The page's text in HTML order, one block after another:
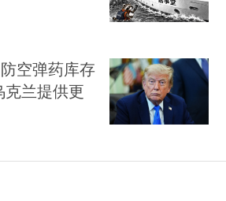
空弹药库存
克兰提供更